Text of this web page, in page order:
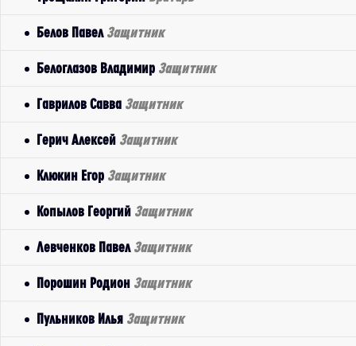
Белов Павел Защитник
Белоглазов Владимир Защитник
Гаврилов Савва Защитник
Герич Алексей Защитник
Клюкин Егор Защитник
Копылов Георгий Защитник
Левченков Павел Защитник
Порошин Родион Защитник
Пульников Илья Защитник